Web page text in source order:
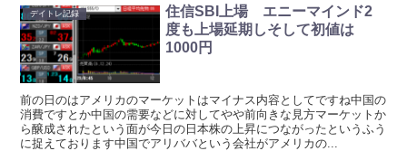
デイトレ記録
住信SBI上場 エニーマインド2
度も上場延期しそして初値は
1000円
前の日のはアメリカのマーケットはマイナス内容としてですね中国の
消費ですとか中国の需要などに対してやや前向きな見方マーケットか
ら醸成されたという面が今日の日本株の上昇につながったというふう
に捉えております中国でアリババという会社がアメリカの...